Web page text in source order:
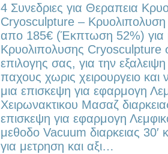
4 Συνεδριες για Θεραπεια
Cryosculpture – Κρυολιπολυση
απο 185€ (Έκπτωση 52%) για
Κρυολιπολυσης Cryosculpture
επιλογης σας, για την
παχους χωρις χειρουργειο και
μια επισκεψη για εφαρμογη
Χειρωνακτικου Μασαζ
επισκεψη για εφαρμογη
μεθοδο Vacuum διαρκειας 30′
για μετρηση και αξι…